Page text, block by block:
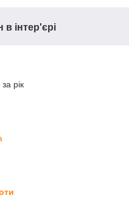
інтер'єрі
рік